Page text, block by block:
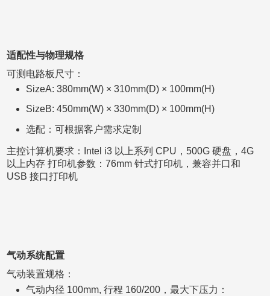
适配性与物理规格
可测电路板尺寸：
SizeA: 380mm(W) × 310mm(D) × 100mm(H)
SizeB: 450mm(W) × 330mm(D) × 100mm(H)
选配：可根据客户需求定制
主控计算机要求：Intel i3 以上系列 CPU，500G 硬盘，4G
以上内存 打印机参数：76mm 针式打印机，兼容并口和
USB 接口打印机
气动系统配置
气动装置规格：
气动内径 100mm, 行程 160/200，最大下压力：